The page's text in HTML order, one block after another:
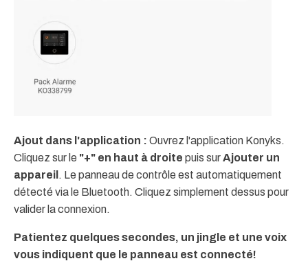
Ajout dans l'application : Ouvrez l'application Konyks.
Cliquez sur le "+" en haut à droite puis surAjouter un
appareil . Le panneau de contrôle est automatiquement
détecté via le Bluetooth. Cliquez simplement dessus pour
valider la connexion.
Patientez quelques secondes, un jingle et une voix
vous indiquent que le panneau est connecté!